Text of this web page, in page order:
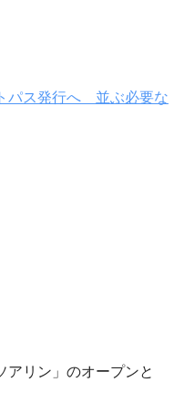
パス発行へ 並ぶ必要な
アリン」のオープンと